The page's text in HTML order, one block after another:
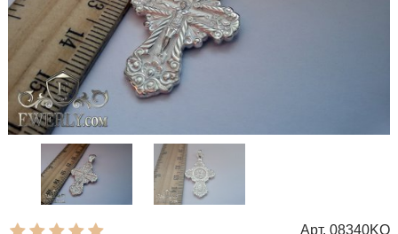
Арт. 08340KQ